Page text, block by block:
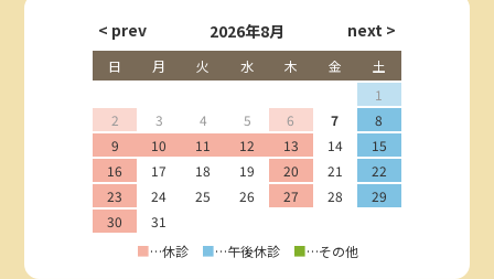
2026年8月
日 月 火 水 木 金
土
1
2
3 4 5 6 7
8
9
10 11 12 13 14
15
16
17 18 19 20 21
22
23
24 25 26 27 28
29
30
31
■…休診 ■…午後休診 ■…その他